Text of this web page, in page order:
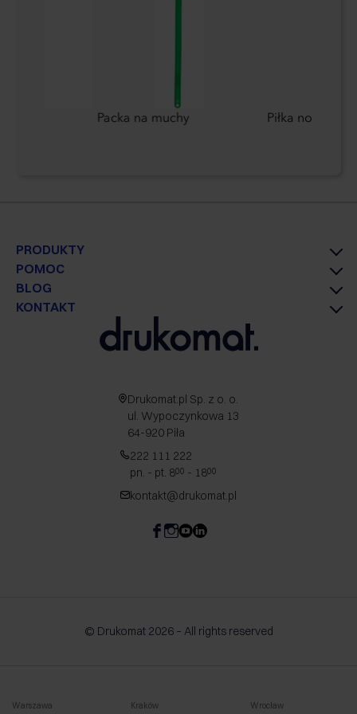
Packa na muchy Piłka nożna
PRODUKTY
POMOC
BLOG
KONTAKT
Drukomat.pl Sp. z o. o.
ul. Wypoczynkowa 13
64-920 Piła
222 111 222
pn. - pt. 800 - 1800
kontakt@drukomat.pl
© Drukomat 2026 – All rights reserved
Warszawa Kraków Wrocław